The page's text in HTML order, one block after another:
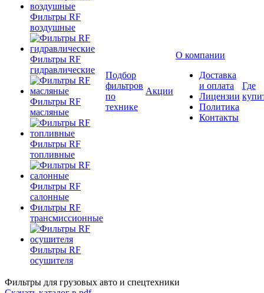
Фильтры RF
воздушные
Фильтры RF
гидравлические
Фильтры RF
масляные
Фильтры RF
топливные
Фильтры RF
салонные
Фильтры RF
трансмиссионные
Фильтры RF
осушителя
Подбор
фильтров
по
технике
Акции
О компании
Доставка
и оплата
Лицензии
Политика
Контакты
Где
Фильтры для грузовых авто и спецтехники